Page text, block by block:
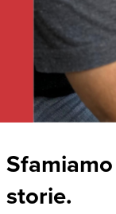
storie.